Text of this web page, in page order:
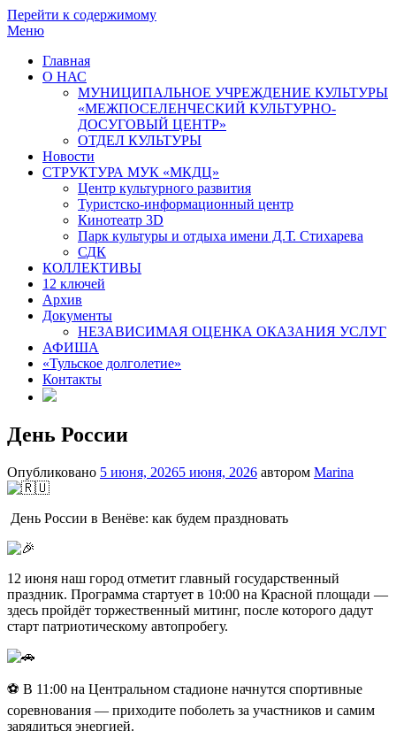
Перейти к содержимому
Меню
Главная
О НАС
МУНИЦИПАЛЬНОЕ УЧРЕЖДЕНИЕ КУЛЬТУРЫ
«МЕЖПОСЕЛЕНЧЕСКИЙ КУЛЬТУРНО-
ДОСУГОВЫЙ ЦЕНТР»
ОТДЕЛ КУЛЬТУРЫ
Новости
СТРУКТУРА МУК «МКДЦ»
Центр культурного развития
Туристско-информационный центр
Кинотеатр 3D
Парк культуры и отдыха имени Д.Т. Стихарева
СДК
КОЛЛЕКТИВЫ
12 ключей
Архив
Документы
НЕЗАВИСИМАЯ ОЦЕНКА ОКАЗАНИЯ УСЛУГ
АФИША
«Тульское долголетие»
Контакты
День России
Опубликовано 5 июня, 20265 июня, 2026 автором Marina
День России в Венёве: как будем праздновать
12 июня наш город отметит главный государственный
праздник. Программа стартует в 10:00 на Красной площади —
здесь пройдёт торжественный митинг, после которого дадут
старт патриотическому автопробегу.
⚽ В 11:00 на Центральном стадионе начнутся спортивные
соревнования — приходите поболеть за участников и самим
зарядиться энергией.